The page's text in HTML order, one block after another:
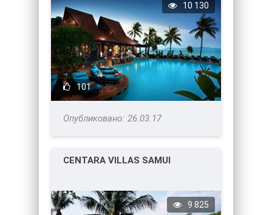
101
10 130
26.03.17
CENTARA VILLAS SAMUI
9 825